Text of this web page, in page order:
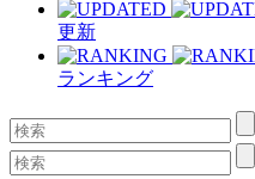
更新
ランキング